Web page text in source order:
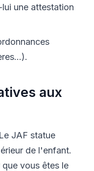
une attestation
aux
Le JAF statue
de l'enfant.
vous êtes le